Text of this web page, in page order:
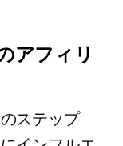
アフィリ
ステップ